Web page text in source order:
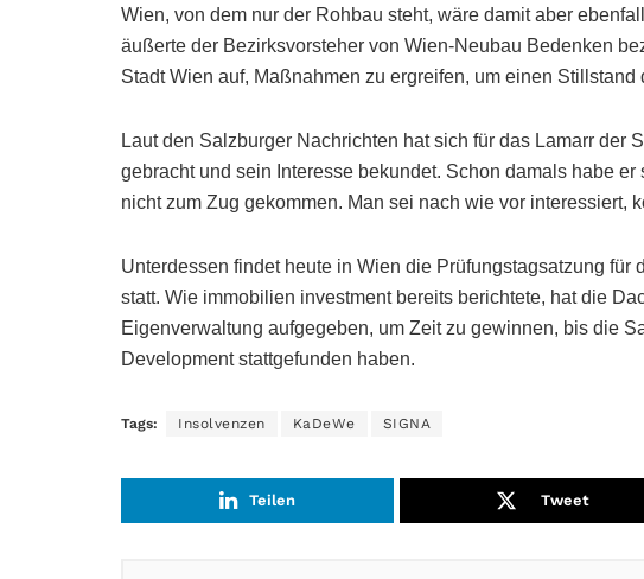
Wien, von dem nur der Rohbau steht, wäre damit aber
äußerte der Bezirksvorsteher von Wien-Neubau Bedenken
Stadt Wien auf, Maßnahmen zu ergreifen, um einen Stillstand
Laut den Salzburger Nachrichten hat sich für das Lamarr der
gebracht und sein Interesse bekundet. Schon damals habe
nicht zum Zug gekommen. Man sei nach wie vor interessiert,
Unterdessen findet heute in Wien die Prüfungstagsatzung
statt. Wie immobilien investment bereits berichtete, hat die
Eigenverwaltung aufgegeben, um Zeit zu gewinnen, bis die
Development stattgefunden haben.
Tags: Insolvenzen KaDeWe SIGNA
Teilen Tweet